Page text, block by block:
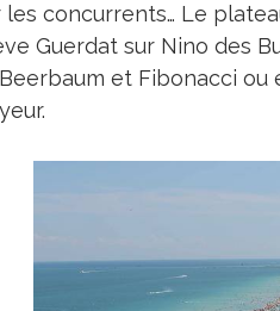
concurrents… Le
Guerdat sur Nino des
et Fibonacci ou